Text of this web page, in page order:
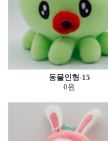
동물인형-15
0원